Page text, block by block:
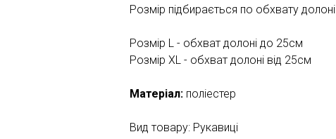
Розмір підбирається по обхвату долоні.
Розмір L - обхват долоні до 25см
Розмір XL - обхват долоні від 25см
Матеріал: поліестер
Вид товару: Рукавиці